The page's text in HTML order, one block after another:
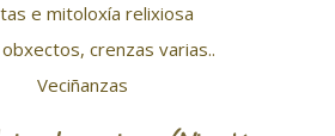
e mitoloxía relixiosa
crenzas varias..
Veciñanzas